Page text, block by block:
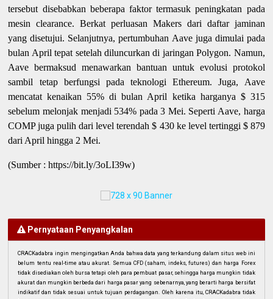
tersebut disebabkan beberapa faktor termasuk peningkatan pada
mesin clearance. Berkat perluasan Makers dari daftar jaminan
yang disetujui. Selanjutnya, pertumbuhan Aave juga dimulai pada
bulan April tepat setelah diluncurkan di jaringan Polygon. Namun,
Aave bermaksud menawarkan bantuan untuk evolusi protokol
sambil tetap berfungsi pada teknologi Ethereum. Juga, Aave
mencatat kenaikan 55% di bulan April ketika harganya $ 315
sebelum melonjak menjadi 534% pada 3 Mei. Seperti Aave, harga
COMP juga pulih dari level terendah $ 430 ke level tertinggi $ 879
dari April hingga 2 Mei.
(Sumber : https://bit.ly/3oLI39w)
Pernyataan Penyangkalan
CRACKadabra ingin mengingatkan Anda bahwa data yang terkandung dalam situs web ini
belum tentu real-time atau akurat. Semua CFD (saham, indeks, futures) dan harga Forex
tidak disediakan oleh bursa tetapi oleh para pembuat pasar, sehingga harga mungkin tidak
akurat dan mungkin berbeda dari harga pasar yang sebenarnya, yang berarti harga bersifat
indikatif dan tidak sesuai untuk tujuan perdagangan. Oleh karena itu, CRACKadabra tidak